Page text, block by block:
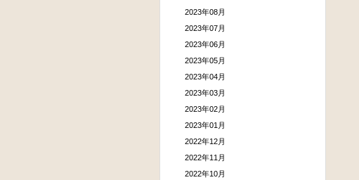
2023年08月
2023年07月
2023年06月
2023年05月
2023年04月
2023年03月
2023年02月
2023年01月
2022年12月
2022年11月
2022年10月